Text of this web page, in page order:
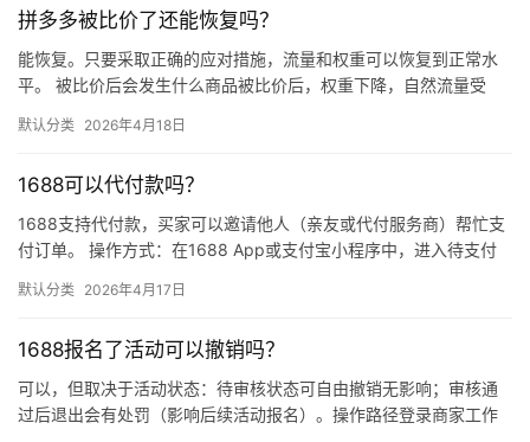
拼多多被比价了还能恢复吗？
能恢复。只要采取正确的应对措施，流量和权重可以恢复到正常水
平。 被比价后会发生什么商品被比价后，权重下降，自然流量受
网价格…
默认分类 2026年4月18日
1688可以代付款吗？
1688支持代付款，买家可以邀请他人（亲友或代付服务商）帮忙支
付订单。 操作方式：在1688 App或支付宝小程序中，进入待支付
默认分类 2026年4月17日
1688报名了活动可以撤销吗？
可以，但取决于活动状态：待审核状态可自由撤销无影响；审核通
过后退出会有处罚（影响后续活动报名）。操作路径登录商家工作